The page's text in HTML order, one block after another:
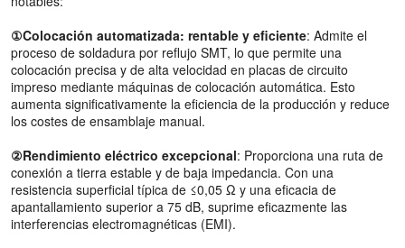
①Colocación automatizada: rentable y eficiente: Admite el
proceso de soldadura por reflujo SMT, lo que permite una
colocación precisa y de alta velocidad en placas de circuito
impreso mediante máquinas de colocación automática. Esto
aumenta significativamente la eficiencia de la producción y reduce
los costes de ensamblaje manual.
②Rendimiento eléctrico excepcional: Proporciona una ruta de
conexión a tierra estable y de baja impedancia. Con una
resistencia superficial típica de ≤0,05 Ω y una eficacia de
apantallamiento superior a 75 dB, suprime eficazmente las
interferencias electromagnéticas (EMI).